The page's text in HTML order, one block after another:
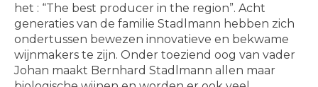
het : “The best producer in the region”. Acht
generaties van de familie Stadlmann hebben zich
ondertussen bewezen innovatieve en bekwame
wijnmakers te zijn. Onder toeziend oog van vader
Johan maakt Bernhard Stadlmann ​allen maar